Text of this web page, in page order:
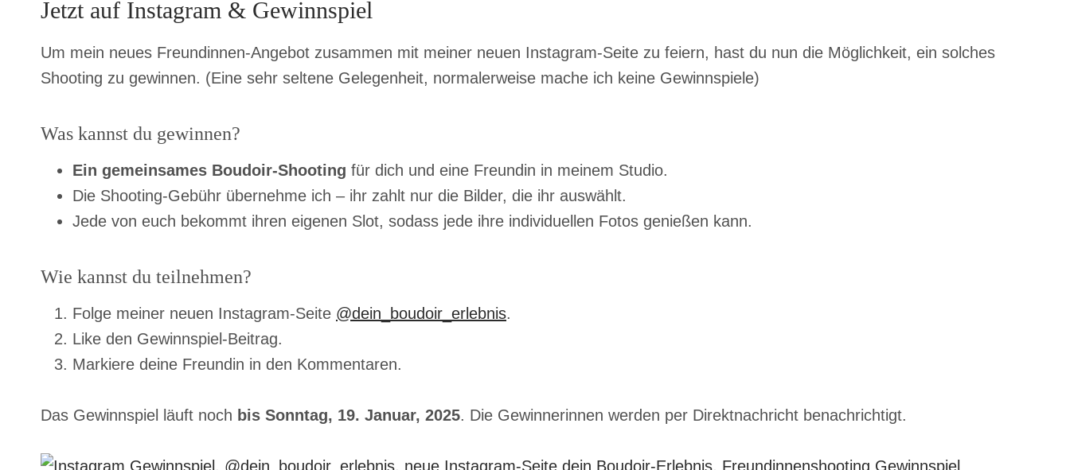
Jetzt auf Instagram & Gewinnspiel
Um mein neues Freundinnen-Angebot zusammen mit meiner neuen Instagram-Seite zu feiern, hast du nun die Möglichkeit, ein solches
Shooting zu gewinnen. (Eine sehr seltene Gelegenheit, normalerweise mache ich keine Gewinnspiele)
Was kannst du gewinnen?
Ein gemeinsames Boudoir-Shooting für dich und eine Freundin in meinem Studio.
Die Shooting-Gebühr übernehme ich – ihr zahlt nur die Bilder, die ihr auswählt.
Jede von euch bekommt ihren eigenen Slot, sodass jede ihre individuellen Fotos genießen kann.
Wie kannst du teilnehmen?
Folge meiner neuen Instagram-Seite @dein_boudoir_erlebnis.
Like den Gewinnspiel-Beitrag.
Markiere deine Freundin in den Kommentaren.
Das Gewinnspiel läuft noch bis Sonntag, 19. Januar, 2025. Die Gewinnerinnen werden per Direktnachricht benachrichtigt.